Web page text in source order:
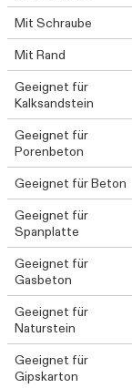
Mit Schraube
Mit Rand
Geeignet für
Kalksandstein
Geeignet für
Porenbeton
Geeignet für Beton
Geeignet für
Spanplatte
Geeignet für
Gasbeton
Geeignet für
Naturstein
Geeignet für
Gipskarton